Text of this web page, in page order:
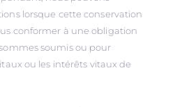
lorsque cette conservation
conformer à une obligation
soumis ou pour
ou les intérêts vitaux de